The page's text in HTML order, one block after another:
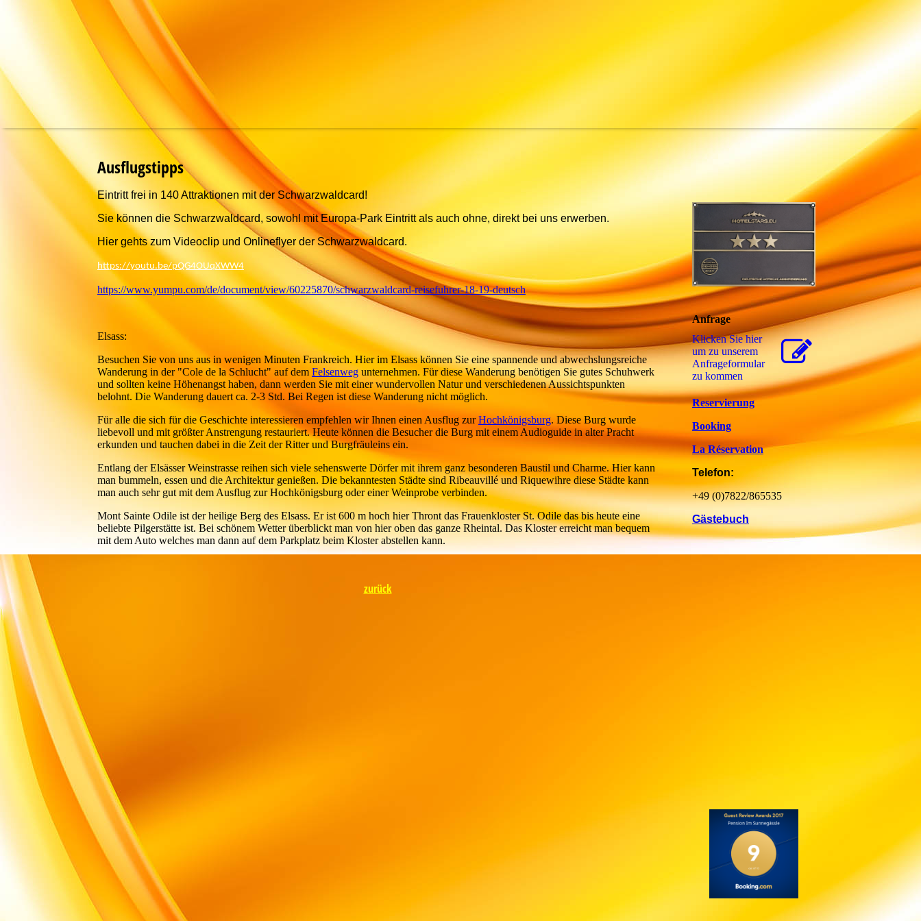
Ausflugstipps
Eintritt frei in 140 Attraktionen mit der Schwarzwaldcard!
Sie können die Schwarzwaldcard, sowohl mit Europa-Park Eintritt als auch ohne, direkt bei uns erwerben.
Hier gehts zum Videoclip und Onlineflyer der Schwarzwaldcard.
https://youtu.be/pQG4OUqXWW4
https://www.yumpu.com/de/document/view/60225870/schwarzwaldcard-reisefuhrer-18-19-deutsch
Elsass:
Besuchen Sie von uns aus in wenigen Minuten Frankreich. Hier im Elsass können Sie eine spannende und abwechslungsreiche
Wanderung in der "Cole de la Schlucht" auf dem Felsenweg unternehmen. Für diese Wanderung benötigen Sie gutes Schuhwerk
und sollten keine Höhenangst haben, dann werden Sie mit einer wundervollen Natur und verschiedenen Aussichtspunkten
belohnt. Die Wanderung dauert ca. 2-3 Std. Bei Regen ist diese Wanderung nicht möglich.
Für alle die sich für die Geschichte interessieren empfehlen wir Ihnen einen Ausflug zurHochkönigsburg. Diese Burg wurde
liebevoll und mit größter Anstrengung restauriert. Heute können die Besucher die Burg mit einem Audioguide in alter Pracht
erkunden und tauchen dabei in die Zeit der Ritter und Burgfräuleins ein.
Entlang der Elsässer Weinstrasse reihen sich viele sehenswerte Dörfer mit ihrem ganz besonderen Baustil und Charme. Hier kann
man bummeln, essen und die Architektur genießen. Die bekanntesten Städte sind Ribeauvillé und Riquewihre diese Städte kann
man auch sehr gut mit dem Ausflug zur Hochkönigsburg oder einer Weinprobe verbinden.
Mont Sainte Odile ist der heilige Berg des Elsass. Er ist 600 m hoch hier Thront das Frauenkloster St. Odile das bis heute eine
beliebte Pilgerstätte ist. Bei schönem Wetter überblickt man von hier oben das ganze Rheintal. Das Kloster erreicht man bequem
mit dem Auto welches man dann auf dem Parkplatz beim Kloster abstellen kann.
zurück
Anfrage
Klicken Sie hier
um zu unserem
Anfrageformular
zu kommen
Reservierung
Booking
La Réservation
Telefon:
+49 (0)7822/865535
Gästebuch